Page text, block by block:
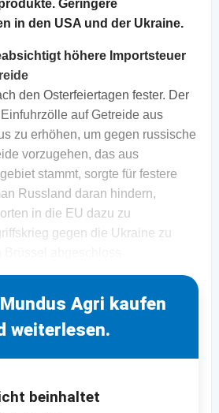
Geringere
in den USA und der Ukraine.
höhere Importsteuer
den Osterfeiertagen fester. Der
auf Getreide aus
zu erhöhen, um gegen russische
vorzugehen, das aus
stammt, sorgte für festere
Russland daran hindern,
in die EU dazu zu
gegen die Ukraine zu
Agri kaufen
weiterlesen.
beinhaltet